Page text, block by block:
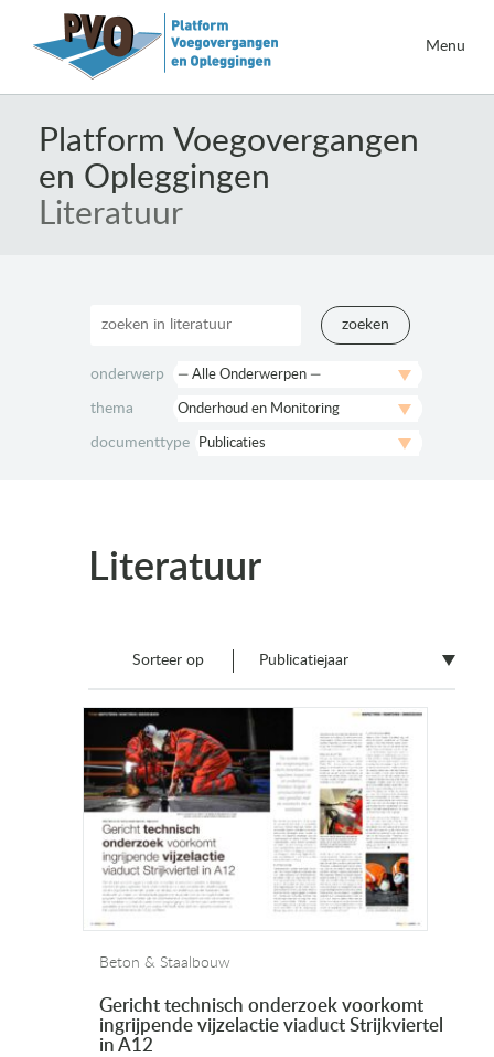
Menu
springen
Platform Voegovergangen
en Opleggingen
Literatuur
zoeken
onderwerp
thema
documenttype
Literatuur
Sorteer op Publicatiejaar
Beton & Staalbouw
Gericht technisch onderzoek voorkomt
ingrijpende vijzelactie viaduct Strijkviertel
in A12